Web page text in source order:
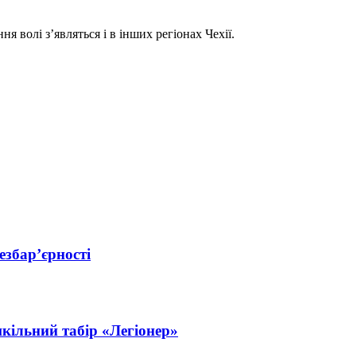
волі з’являться і в інших регіонах Чехії.
табір «Легіонер»